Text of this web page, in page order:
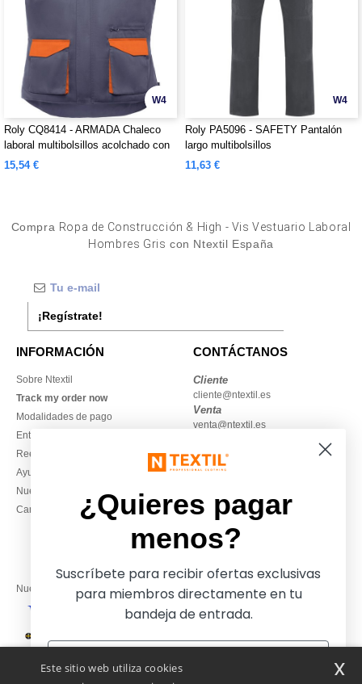
W4
Roly CQ8414 - ARMADA Chaleco
laboral multibolsillos acolchado con
faldón trasero
15,54 €
W4
Roly PA5096 - SAFETY Pantalón
largo multibolsillos
11,63 €
Compra Ropa de Construcción & High - Vis Vestuario Laboral
Hombres Gris con Ntextil España
¡Regístrate!
INFORMACIÓN
Sobre Ntextil
Track my order now
Modalidades de pago
Entrega
Reembolsos / devoluciones
Ayuda & FAQs
Nuestros compromisos
Camisetas locales al por mayor
CONTÁCTANOS
Cliente
cliente@ntextil.es
Venta
venta@ntextil.es
930 410 200
Viernes: 10:00–14:00
Nuestros socios financieros
Este sitio web utiliza cookies
x
¿Quieres pagar
menos?
Suscríbete para recibir ofertas exclusivas
para miembros directamente en tu
bandeja de entrada.